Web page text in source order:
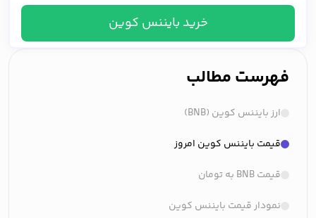
خرید بایننس کوین
فهرست مطالب
ارز بایننس کوین (BNB)
قیمت بایننس کوین امروز
قیمت BNB به تومان
نمودار قیمت بایننس کوین